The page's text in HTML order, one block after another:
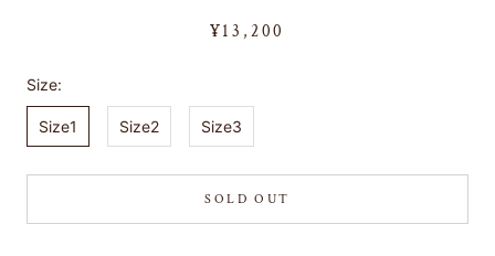
¥13,200
Size:
Size1 Size2 Size3
SOLD OUT